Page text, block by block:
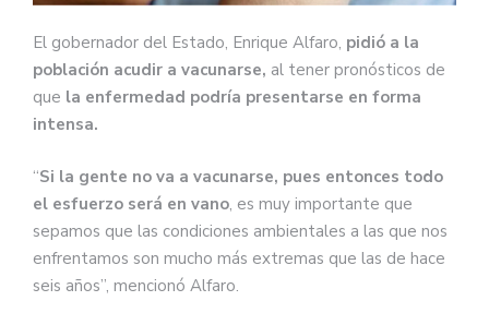
El gobernador del Estado, Enrique Alfaro, pidió a la
población acudir a vacunarse, al tener pronósticos de
que la enfermedad podría presentarse en forma
intensa.
“Si la gente no va a vacunarse, pues entonces todo
el esfuerzo será en vano, es muy importante que
sepamos que las condiciones ambientales a las que nos
enfrentamos son mucho más extremas que las de hace
seis años”, mencionó Alfaro.